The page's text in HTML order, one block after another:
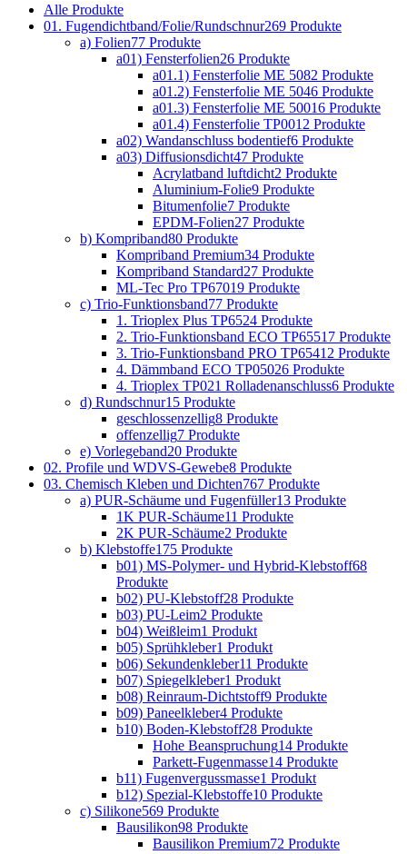
Alle Produkte
01. Fugendichtband/Folie/Rundschnur269 Produkte
a) Folien77 Produkte
a01) Fensterfolien26 Produkte
a01.1) Fensterfolie ME 5082 Produkte
a01.2) Fensterfolie ME 5046 Produkte
a01.3) Fensterfolie ME 50016 Produkte
a01.4) Fensterfolie TP001 2 Produkte
a02) Wandanschluss bodentief6 Produkte
a03) Diffusionsdicht47 Produkte
Acrylatband luftdicht2 Produkte
Aluminium-Folie9 Produkte
Bitumenfolie7 Produkte
EPDM-Folien27 Produkte
b) Kompriband80 Produkte
Kompriband Premium34 Produkte
Kompriband Standard27 Produkte
ML-Tec Pro TP67019 Produkte
c) Trio-Funktionsband77 Produkte
1. Trioplex Plus TP6524 Produkte
2. Trio-Funktionsband ECO TP65517 Produkte
3. Trio-Funktionsband PRO TP65412 Produkte
4. Dämmband ECO TP05026 Produkte
4. Trioplex TP021 Rolladenanschluss6 Produkte
d) Rundschnur15 Produkte
geschlossenzellig8 Produkte
offenzellig7 Produkte
e) Vorlegeband20 Produkte
02. Profile und WDVS-Gewebe8 Produkte
03. Chemisch Kleben und Dichten767 Produkte
a) PUR-Schäume und Fugenfüller13 Produkte
1K PUR-Schäume11 Produkte
2K PUR-Schäume2 Produkte
b) Klebstoffe175 Produkte
b01) MS-Polymer- und Hybrid-Klebstoff68
Produkte
b02) PU-Klebstoff28 Produkte
b03) PU-Leim2 Produkte
b04) Weißleim1 Produkt
b05) Sprühkleber1 Produkt
b06) Sekundenkleber11 Produkte
b07) Spiegelkleber1 Produkt
b08) Reinraum-Dichtstoff9 Produkte
b09) Paneelkleber4 Produkte
b10) Boden-Klebstoff28 Produkte
Hohe Beanspruchung14 Produkte
Parkett-Fugenmasse14 Produkte
b11) Fugenvergussmasse1 Produkt
b12) Spezial-Klebstoffe10 Produkte
c) Silikone569 Produkte
Bausilikon98 Produkte
Bausilikon Premium72 Produkte